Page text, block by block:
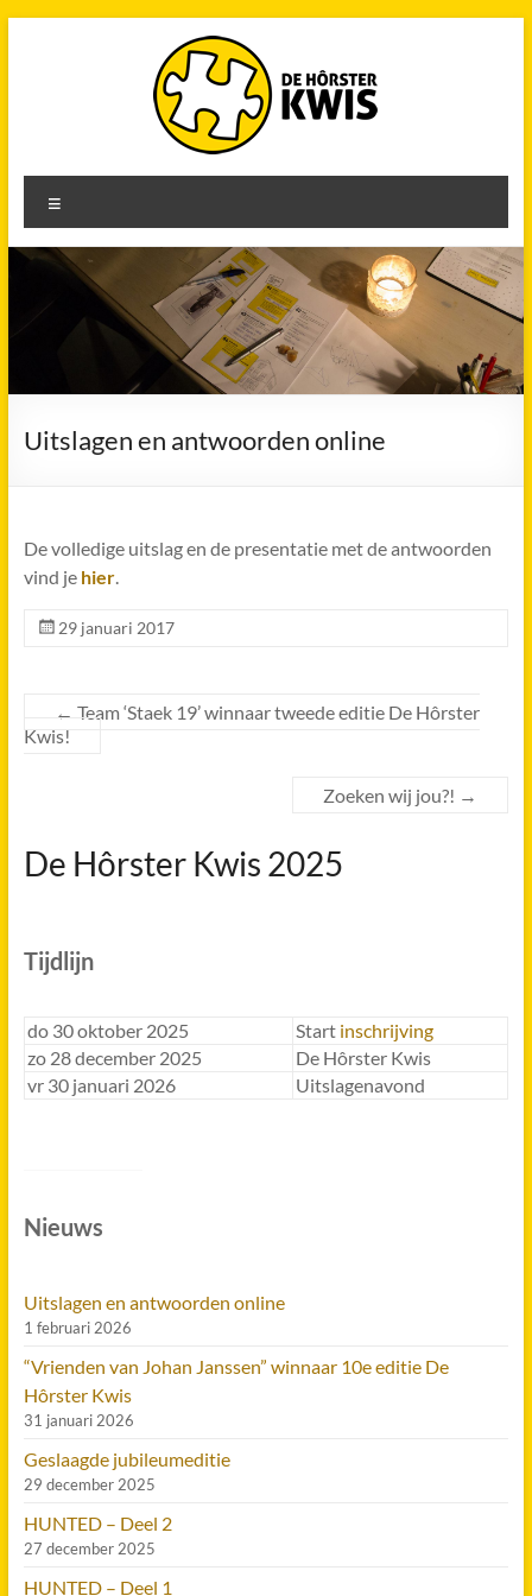
De
Hôrster
Kwis
Uitslagen en antwoorden online
De volledige uitslag en de presentatie met de antwoorden
vind je hier.
29 januari 2017
← Team ‘Staek 19’ winnaar tweede editie De Hôrster
Kwis!
Zoeken wij jou?! →
De Hôrster Kwis 2025
Tijdlijn
do 30 oktober 2025 Start inschrijving
zo 28 december 2025
De Hôrster Kwis
vr 30 januari 2026
Uitslagenavond
Nieuws
Uitslagen en antwoorden online
1 februari 2026
“Vrienden van Johan Janssen” winnaar 10e editie De
Hôrster Kwis
31 januari 2026
Geslaagde jubileumeditie
29 december 2025
HUNTED – Deel 2
27 december 2025
HUNTED – Deel 1